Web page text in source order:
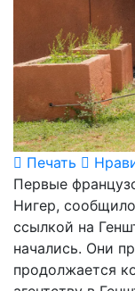
Печать
Первые
Нигер,
ссылкой на
начались. Они
продолжается